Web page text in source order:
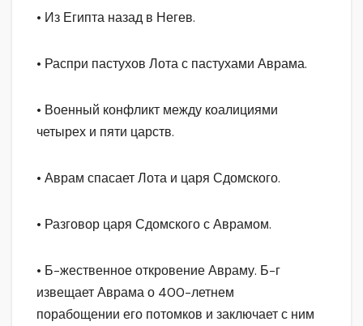
• Из Египта назад в Негев.
• Распри пастухов Лота с пастухами Аврама.
• Военный конфликт между коалициями
четырех и пяти царств.
• Аврам спасает Лота и царя Сдомского.
• Разговор царя Сдомского с Аврамом.
• Б-жественное откровение Авраму. Б-г
извещает Аврама о 400-летнем
порабощении его потомков и заключает с ним